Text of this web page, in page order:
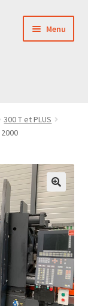
Menu
300 T et PLUS